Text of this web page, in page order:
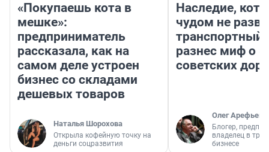
«Покупаешь кота в
мешке»:
предприниматель
рассказала, как на
самом деле устроен
бизнес со складами
дешевых товаров
Наталья Шорохова
Открыла кофейную точку на
деньги соцразвития
Наследие,
чудом не
транспортный
разнес миф о
советских
Олег Арефьев
Блогер,
владелец в
бизнесе